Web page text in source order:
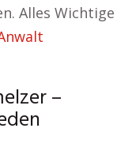
Alles Wichtige
–